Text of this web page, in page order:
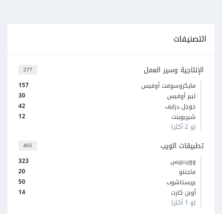
التصنيفات
277 الإنتاجية وسير العمل
157
مايكروسوفت أوفيس
30
ليبر أوفيس
42
جوجل درايف
12
شيربوينت
(و 2 أكثر)
465 تطبيقات الويب
323
ووردبريس
20
ماجنتو
50
بريستاشوب
14
أوبن كارت
(و 1 أكثر)